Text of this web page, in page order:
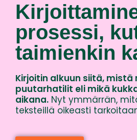
prosessi,
taimienkin
Kirjoitin alkuun siitä, mistä
puutarhatilit eli mikä
aikana. Nyt ymmärrän,
teksteillä oikeasti